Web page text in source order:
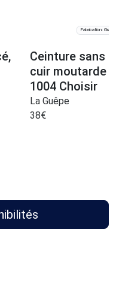
Fabrication:
Ceinture sans
cuir moutarde
1004 Choisir
La Guêpe
38€